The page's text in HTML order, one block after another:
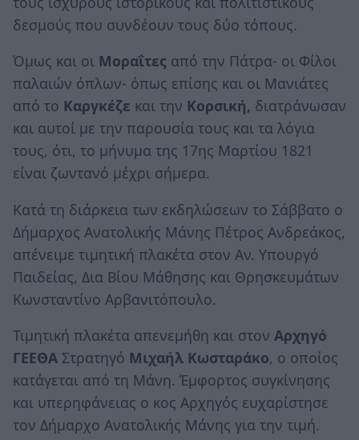
δεσμούς που συνδέουν τους δύο τόπους.
Όμως και οι Μοραΐτες από την Πάτρα- οι Φίλοι
παλαιών όπλων- όπως επίσης και οι Μανιάτες
από το Καργκέζε και την Κορσική, διατράνωσαν
και αυτοί με την παρουσία τους και τα λόγια
τους, ότι, το μήνυμα της 17ης Μαρτίου 1821
είναι ζωντανό μέχρι σήμερα.
Κατά τη διάρκεια των εκδηλώσεων το Σάββατο ο
Δήμαρχος Ανατολικής Μάνης Πέτρος Ανδρεάκος,
απένειμε τιμητική πλακέτα στον Αν. Υπουργό
Παιδείας, Δια Βίου Μάθησης και Θρησκευμάτων
Κωνσταντίνο Αρβανιτόπουλο.
Τιμητική πλακέτα απενεμήθη και στον Αρχηγό
ΓΕΕΘΑ Στρατηγό Μιχαήλ Κωσταράκο, ο οποίος
κατάγεται από τη Μάνη. Έμφορτος συγκίνησης
και υπερηφάνειας ο κος Αρχηγός ευχαρίστησε
τον Δήμαρχο Ανατολικής Μάνης για την τιμή.